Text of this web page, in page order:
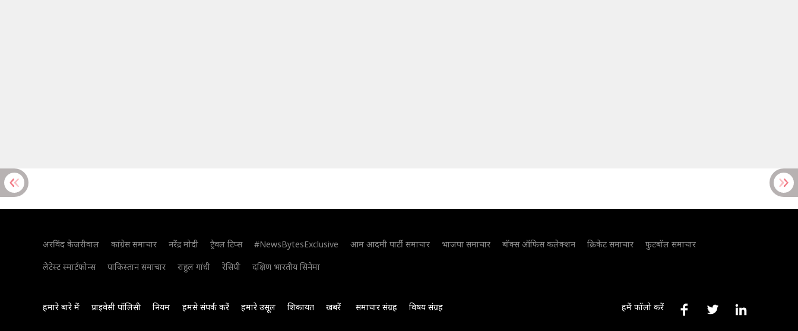
अरविंद केजरीवाल कांग्रेस समाचार नरेंद्र मोदी ट्रैवल टिप्स #NewsBytesExclusive आम आदमी पार्टी समाचार भाजपा समाचार बॉक्स ऑफिस कलेक्शन क्रिकेट समाचार
फुटबॉल समाचार
लेटेस्ट स्मार्टफोन्स
पाकिस्तान समाचार राहुल गांधी रेसिपी दक्षिण भारतीय सिनेमा
हमारे बारे में प्राइवेसी पॉलिसी नियम हमसे संपर्क करें हमारे उसूल शिकायत खबरें समाचार संग्रह विषय संग्रह हमें फॉलो करें